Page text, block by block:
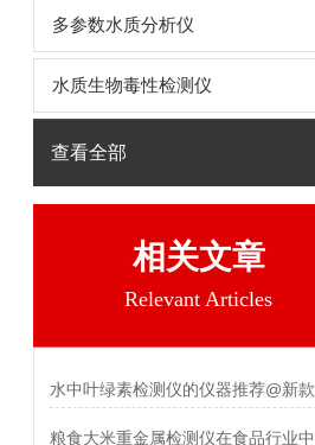
多参数水质分析仪
水质生物毒性检测仪
查看全部
相关文章
Relevant Articles
水中叶绿素检测仪的仪器推荐@新款